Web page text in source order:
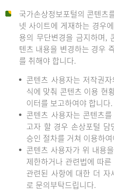
국가손상정보포털의 콘텐츠
넷 사이트에 게재하는 경우
용의 무단변경을 금지하며,
텐츠 내용을 변경하는 경우
를 취해야 합니다.
콘텐츠 사용자는 저작권
식에 맞춰 콘텐츠 이용 현
이터를 보고하여야 합니다.
콘텐츠 사용자는 콘텐츠
고자 할 경우 손상포털 담
승인 절차를 거쳐 이용하
콘텐츠 사용자가 위 내용
제한하거나 관련법에 따
관련된 사항에 대한 더 자
로 문의부탁드립니다.